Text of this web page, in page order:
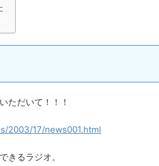
ただいて！！！
2003/17/news001.html
きるラジオ。